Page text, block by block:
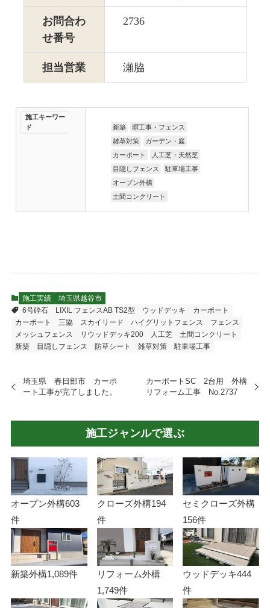
お問合わ
せ番号
2736
担当営業 瀬脇
施工キーワー
ド
新築
塀工事・フェンス
雑草対策
ガーデン・庭
カーポート
人工芝・天然芝
目隠しフェンス
駐車場工事
オープン外構
土間コンクリート
施工実績
埼玉県越谷市
6号砕石
LIXIL フェンスAB TS2型 ウッドデッキ
カーポート
カーポート 三協 スカイリード
ハイグリットフェンス
フェンス
メッシュフェンス
リウッドデッキ200 人工芝
土間コンクリート
新築
目隠しフェンス 防草シート 雑草対策 駐車場工事
埼玉県 春日部市 カーポ
ート工事が完了しました。
カーポートSC 2台用 外構
リフォーム工事 No.2737
施工ジャンルで選ぶ
オープン外構603
件
クローズ外構194
件
セミクローズ外構
156件
新築外構1,089件
リフォーム外構
1,749件
ウッドデッキ444
件